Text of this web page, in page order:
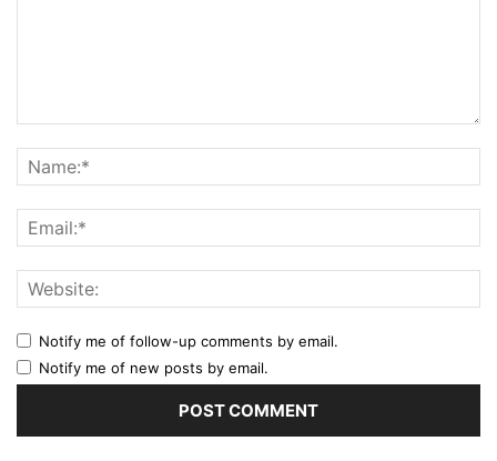
Notify me of follow-up comments by email.
Notify me of new posts by email.